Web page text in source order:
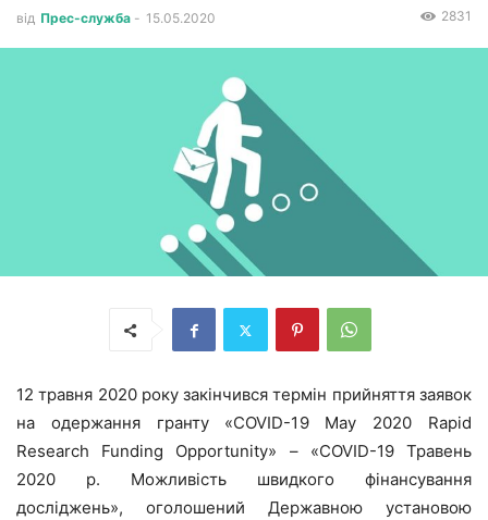
від Прес-служба - 15.05.2020 2831
12 травня 2020 року закінчився термін прийняття заявок
на одержання гранту «COVID-19 May 2020 Rapid
Research Funding Opportunity» – «COVID-19 Травень
2020 р. Можливість швидкого фінансування
досліджень», оголошений Державною установою